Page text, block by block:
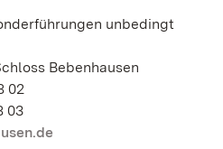
unbedingt
Bebenhausen
02
03